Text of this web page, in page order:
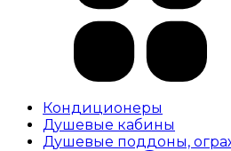
Кондиционеры
Душевые кабины
Душевые поддоны,